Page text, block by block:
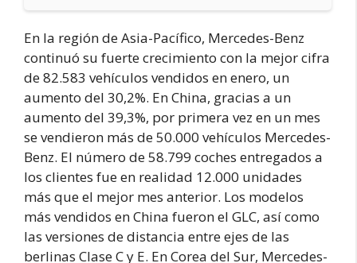
En la región de Asia-Pacífico, Mercedes-Benz
continuó su fuerte crecimiento con la mejor cifra
de 82.583 vehículos vendidos en enero, un
aumento del 30,2%. En China, gracias a un
aumento del 39,3%, por primera vez en un mes
se vendieron más de 50.000 vehículos Mercedes-
Benz. El número de 58.799 coches entregados a
los clientes fue en realidad 12.000 unidades
más que el mejor mes anterior. Los modelos
más vendidos en China fueron el GLC, así como
las versiones de distancia entre ejes de las
berlinas Clase C y E. En Corea del Sur, Mercedes-